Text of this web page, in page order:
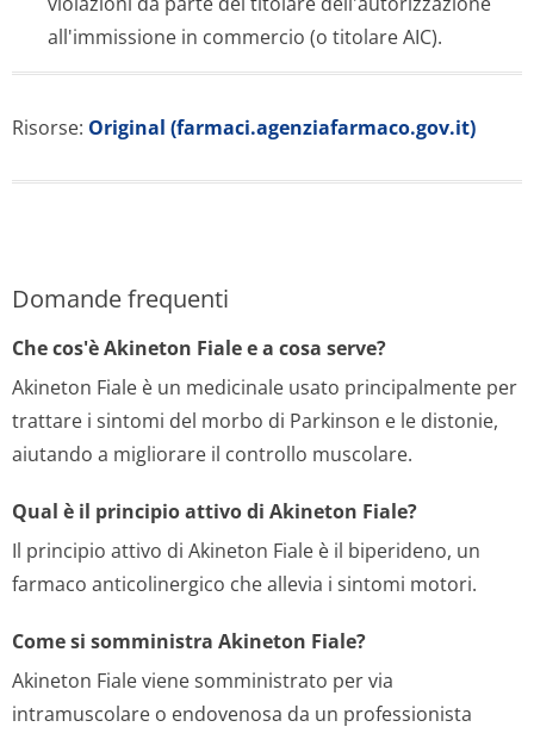
all'immissione in commercio (o titolare AIC).
Risorse: Original (farmaci.agenziafarmaco.gov.it)
Domande frequenti
Che cos'è Akineton Fiale e a cosa serve?
Akineton Fiale è un medicinale usato principalmente per
trattare i sintomi del morbo di Parkinson e le distonie,
aiutando a migliorare il controllo muscolare.
Qual è il principio attivo di Akineton Fiale?
Il principio attivo di Akineton Fiale è il biperideno, un
farmaco anticolinergico che allevia i sintomi motori.
Come si somministra Akineton Fiale?
Akineton Fiale viene somministrato per via
intramuscolare o endovenosa da un professionista